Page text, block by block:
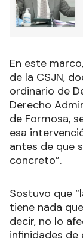
En este
de la CSJN,
ordinario de
Derecho
de Formosa,
esa
antes de que
concreto”.
Sostuvo que
tiene nada
decir, no lo